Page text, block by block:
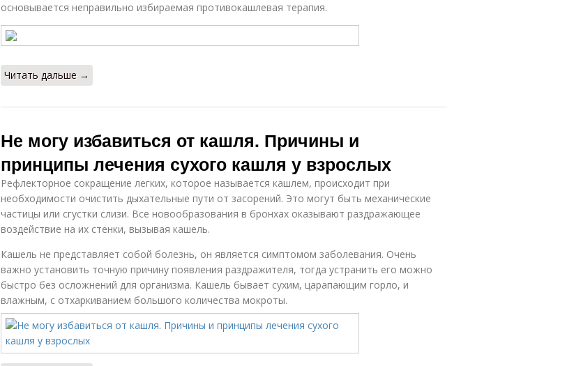
основывается неправильно избираемая противокашлевая терапия.
Читать дальше →
Не могу избавиться от кашля. Причины и
принципы лечения сухого кашля у взрослых
Рефлекторное сокращение легких, которое называется кашлем, происходит при
необходимости очистить дыхательные пути от засорений. Это могут быть механические
частицы или сгустки слизи. Все новообразования в бронхах оказывают раздражающее
воздействие на их стенки, вызывая кашель.
Кашель не представляет собой болезнь, он является симптомом заболевания. Очень
важно установить точную причину появления раздражителя, тогда устранить его можно
быстро без осложнений для организма. Кашель бывает сухим, царапающим горло, и
влажным, с отхаркиванием большого количества мокроты.